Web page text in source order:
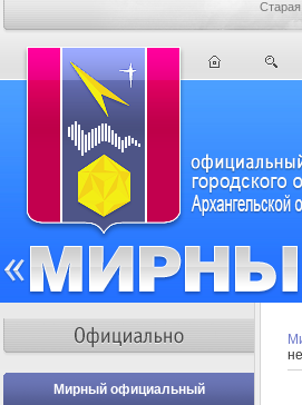
Мирный официальный